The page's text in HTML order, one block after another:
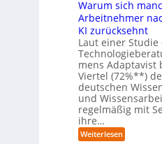
k
a
u
f
K
I
-
A
g
e
n
t
e
n
b
l
ä
u
f
e
v
e
r
ä
n
d
r
-
A
s
s
i
s
t
e
n
t
e
n
a
l
Warum sich
Arbeitnehmer
KI zurücksehnt
Laut einer Studie
mens Adaptavist
Viertel (72%**)
deutschen
und
regelmäßig mit
ihre…
Weiterlesen: